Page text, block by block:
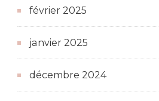
février 2025
janvier 2025
décembre 2024